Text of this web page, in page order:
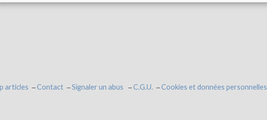
articles Contact Signaler un abus C.G.U. Cookies et données personnelles